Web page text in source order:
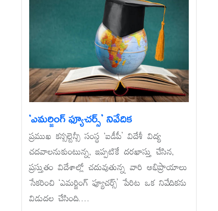
‘ఎమర్జింగ్‌ ఫ్యూచర్స్‌’ నివేదిక
ప్రముఖ కన్సల్టెన్సీ సంస్థ ‘ఐడీపీ’ విదేశీ విద్య
చదవాలనుకుంటున్న, ఇప్పటికే దరఖాస్తు చేసిన,
ప్రస్తుతం విదేశాల్లో చదువుతున్న వారి అభిప్రాయాలు
సేకరించి ‘ఎమర్జింగ్‌ ఫ్యూచర్స్‌’ పేరిట ఒక నివేదికను
విడుదల చేసింది....